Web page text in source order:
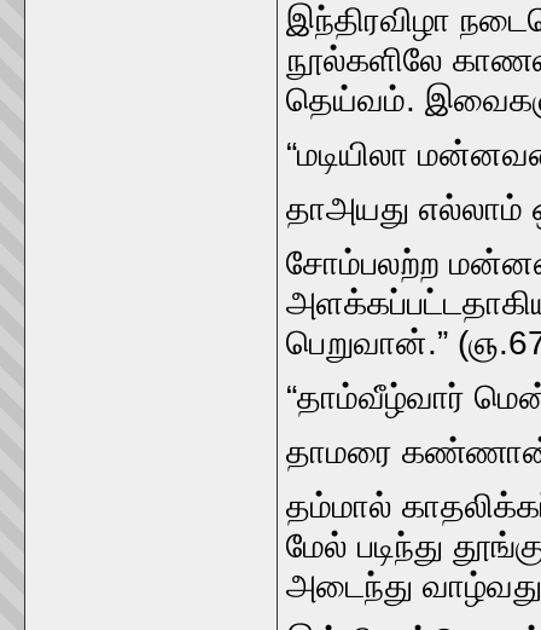
இந்திரவிழா
நூல்களிலே
தெய்வம்‌.
“மடியிலா
தாஅயது எல்லாம்‌
சோம்பலற்ற
பெறுவான்‌.”
“தாம்வீழ்வார்‌
தாமரை கண்ணான்‌
தம்மால்‌
மேல்‌ படிந்து
அடைந்து